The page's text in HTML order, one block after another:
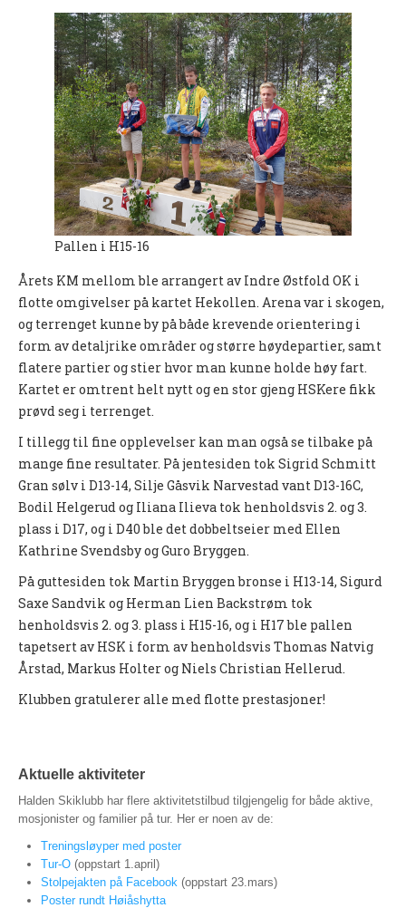
UFO (2.-10. KLASSE)
Nyheter
Presentasjon UFO
Ny på o-løp?
Nybegynnerkurs
BREDDE
Ny på o-løp?
SYKKEL
Grenserittet
BARNEIDRETT
Påmeldingsskjema 2026/2027
Informasjon
KLATRING
Nyheter
PERSONVERN
INTERNPÅMELDING EVENTOR
MEDLEMSFORDELER
Pallen i H15-16
Årets KM mellom ble arrangert av Indre Østfold OK i
flotte omgivelser på kartet Hekollen. Arena var i skogen,
og terrenget kunne by på både krevende orientering i
form av detaljrike områder og større høydepartier, samt
flatere partier og stier hvor man kunne holde høy fart.
Kartet er omtrent helt nytt og en stor gjeng HSKere fikk
prøvd seg i terrenget.
I tillegg til fine opplevelser kan man også se tilbake på
mange fine resultater. På jentesiden tok Sigrid Schmitt
Gran sølv i D13-14, Silje Gåsvik Narvestad vant D13-16C,
Bodil Helgerud og Iliana Ilieva tok henholdsvis 2. og 3.
plass i D17, og i D40 ble det dobbeltseier med Ellen
Kathrine Svendsby og Guro Bryggen.
På guttesiden tok Martin Bryggen bronse i H13-14, Sigurd
Saxe Sandvik og Herman Lien Backstrøm tok
henholdsvis 2. og 3. plass i H15-16, og i H17 ble pallen
tapetsert av HSK i form av henholdsvis Thomas Natvig
Årstad, Markus Holter og Niels Christian Hellerud.
Klubben gratulerer alle med flotte prestasjoner!
Aktuelle aktiviteter
Halden Skiklubb har flere aktivitetstilbud tilgjengelig for både aktive,
mosjonister og familier på tur. Her er noen av de:
Treningsløyper med poster
Tur-O (oppstart 1.april)
Stolpejakten på Facebook (oppstart 23.mars)
Poster rundt Høiåshytta